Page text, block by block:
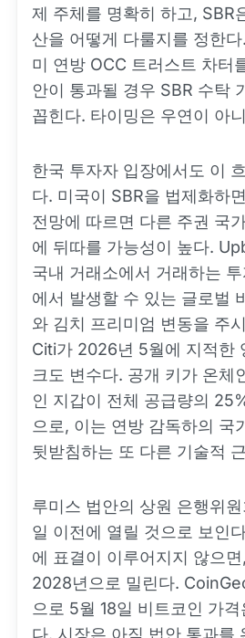
제 주체를 명확히 하고, SBR
산을 어떻게 다룰지를 정한
미 연방 OCC 트러스트 차터
안이 통과될 경우 SBR 수탁
꼽힌다. 타이밍은 우연이 아
한국 투자자 입장에서도 이
다. 미국이 SBR을 법제화하
전망에 따르면 다른 주권 국
에 뒤따를 가능성이 높다.
국내 거래소에서 거래하는
에서 발생할 수 있는 글로벌
와 김치 프리미엄 변동을 주
Citi가 2026년 5월에 지적한
크도 변수다. 공개 키가 온체
인 지갑이 전체 공급량의
으로, 이는 연방 감독하의 국
뒷받침하는 또 다른 기술적
루미스 법안의 상원 은행위
일 이전에 열릴 것으로 보인
에 표결이 이루어지지 않으
2028년으로 밀린다.
으로 5월 18일 비트코인 가
다. 시장은 아직 법안 통과를